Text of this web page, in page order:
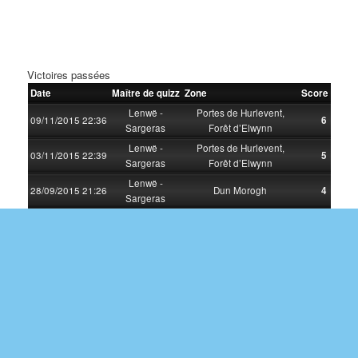
Victoires passées
Date Maître de quizz Zone Score
09/11/2015 22:36
Lenwë -
Sargeras
Portes de Hurlevent,
Forêt d’Elwynn
6
03/11/2015 22:39
Lenwë -
Sargeras
Portes de Hurlevent,
Forêt d’Elwynn
5
28/09/2015 21:26
Lenwë -
Sargeras
Dun Morogh 4